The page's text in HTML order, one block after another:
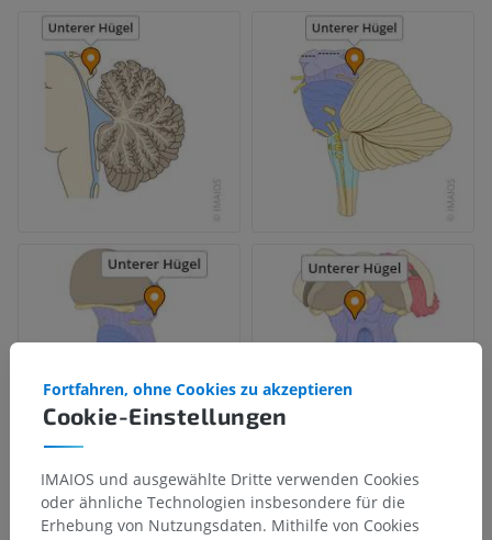
Cookie-Einstellungen
Fortfahren, ohne Cookies zu akzeptieren
IMAIOS und ausgewählte Dritte verwenden Cookies
oder ähnliche Technologien insbesondere für die
Erhebung von Nutzungsdaten. Mithilfe von Cookies